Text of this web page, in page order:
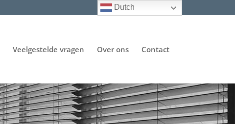
Veelgestelde vragen Over ons Contact
Dutch